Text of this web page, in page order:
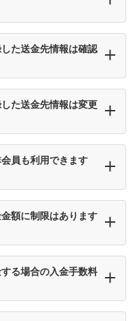
た送金先情報は確認
た送金先情報は変更
員も利用できます
額に制限はあります
る場合の入金手数料